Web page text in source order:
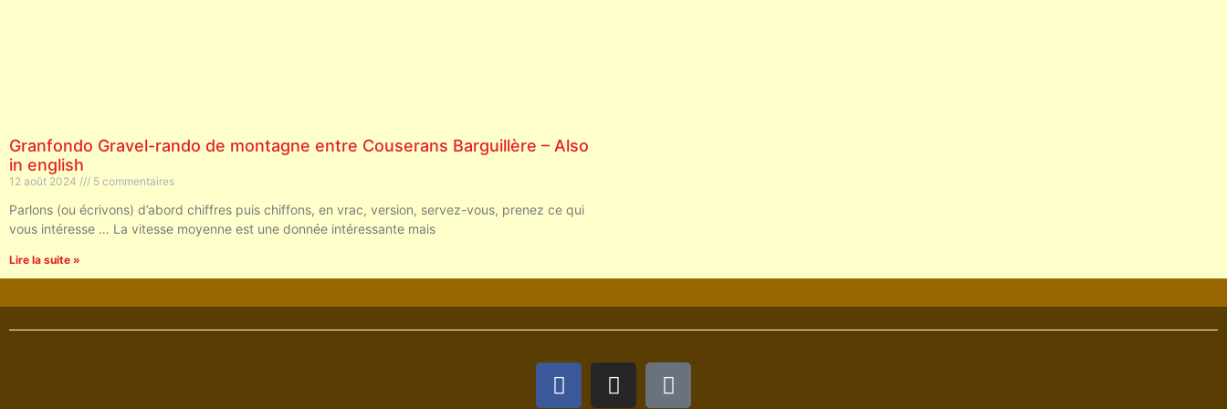
Granfondo Gravel-rando de montagne entre Couserans Barguillère – Also
in english
12 août 2024 5 commentaires
Parlons (ou écrivons) d’abord chiffres puis chiffons, en vrac, version, servez-vous, prenez ce qui
vous intéresse … La vitesse moyenne est une donnée intéressante mais
Lire la suite »